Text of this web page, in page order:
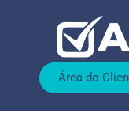
Área do